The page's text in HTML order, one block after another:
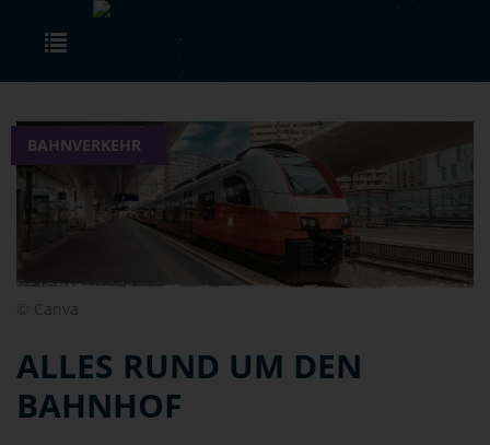
Skip to main content
BAHNVERKEHR
© Canva
ALLES RUND UM DEN
BAHNHOF